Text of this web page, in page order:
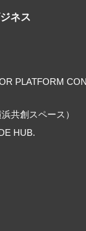
ネス
PLATFORM
共創スペース）
HUB.